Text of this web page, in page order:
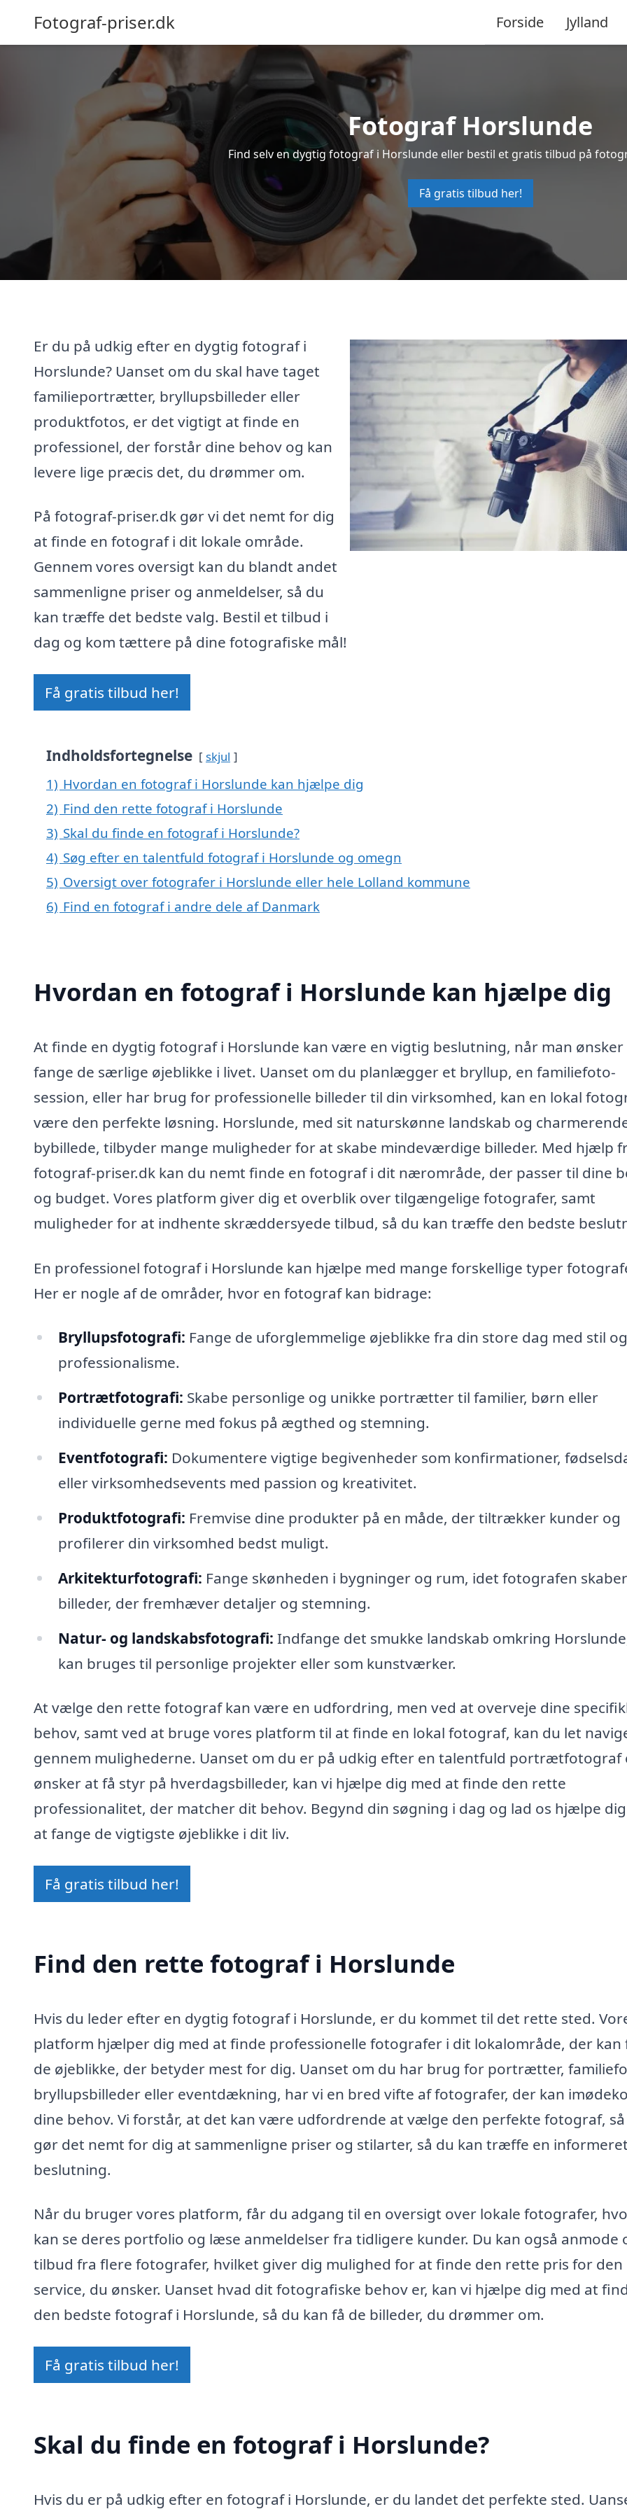
Fotograf-priser.dk Forside Jylland
Fotograf Horslunde
Find selv en dygtig fotograf i Horslunde eller bestil et gratis tilbud på
Få gratis tilbud her!
Er du på udkig efter en dygtig fotograf i
Horslunde? Uanset om du skal have taget
familieportrætter, bryllupsbilleder eller
produktfotos, er det vigtigt at finde en
professionel, der forstår dine behov og kan
levere lige præcis det, du drømmer om.
På fotograf-priser.dk gør vi det nemt for dig
at finde en fotograf i dit lokale område.
Gennem vores oversigt kan du blandt andet
sammenligne priser og anmeldelser, så du
kan træffe det bedste valg. Bestil et tilbud i
dag og kom tættere på dine fotografiske mål!
Få gratis tilbud her!
Indholdsfortegnelse skjul
1) Hvordan en fotograf i Horslunde kan hjælpe dig
2) Find den rette fotograf i Horslunde
3) Skal du finde en fotograf i Horslunde?
4) Søg efter en talentfuld fotograf i Horslunde og omegn
5) Oversigt over fotografer i Horslunde eller hele Lolland kommune
6) Find en fotograf i andre dele af Danmark
Hvordan en fotograf i Horslunde kan hjælpe dig
At finde en dygtig fotograf i Horslunde kan være en vigtig beslutning, når man ønsker
fange de særlige øjeblikke i livet. Uanset om du planlægger et bryllup, en familiefoto-
session, eller har brug for professionelle billeder til din virksomhed, kan en lokal
være den perfekte løsning. Horslunde, med sit naturskønne landskab og
bybillede, tilbyder mange muligheder for at skabe mindeværdige billeder. Med hjælp
fotograf-priser.dk kan du nemt finde en fotograf i dit nærområde, der passer til dine
og budget. Vores platform giver dig et overblik over tilgængelige fotografer, samt
muligheder for at indhente skræddersyede tilbud, så du kan træffe den bedste
En professionel fotograf i Horslunde kan hjælpe med mange forskellige typer
Her er nogle af de områder, hvor en fotograf kan bidrage:
Bryllupsfotografi: Fange de uforglemmelige øjeblikke fra din store dag med stil og
professionalisme.
Portrætfotografi: Skabe personlige og unikke portrætter til familier, børn eller
individuelle gerne med fokus på ægthed og stemning.
Eventfotografi: Dokumentere vigtige begivenheder som konfirmationer,
eller virksomhedsevents med passion og kreativitet.
Produktfotografi: Fremvise dine produkter på en måde, der tiltrækker kunder og
profilerer din virksomhed bedst muligt.
Arkitekturfotografi: Fange skønheden i bygninger og rum, idet fotografen skaber
billeder, der fremhæver detaljer og stemning.
Natur- og landskabsfotografi: Indfange det smukke landskab omkring
kan bruges til personlige projekter eller som kunstværker.
At vælge den rette fotograf kan være en udfordring, men ved at overveje dine
behov, samt ved at bruge vores platform til at finde en lokal fotograf, kan du let
gennem mulighederne. Uanset om du er på udkig efter en talentfuld portrætfotograf
ønsker at få styr på hverdagsbilleder, kan vi hjælpe dig med at finde den rette
professionalitet, der matcher dit behov. Begynd din søgning i dag og lad os hjælpe
at fange de vigtigste øjeblikke i dit liv.
Få gratis tilbud her!
Find den rette fotograf i Horslunde
Hvis du leder efter en dygtig fotograf i Horslunde, er du kommet til det rette sted.
platform hjælper dig med at finde professionelle fotografer i dit lokalområde, der kan
de øjeblikke, der betyder mest for dig. Uanset om du har brug for portrætter,
bryllupsbilleder eller eventdækning, har vi en bred vifte af fotografer, der kan
dine behov. Vi forstår, at det kan være udfordrende at vælge den perfekte fotograf, så
gør det nemt for dig at sammenligne priser og stilarter, så du kan træffe en informeret
beslutning.
Når du bruger vores platform, får du adgang til en oversigt over lokale fotografer,
kan se deres portfolio og læse anmeldelser fra tidligere kunder. Du kan også anmode
tilbud fra flere fotografer, hvilket giver dig mulighed for at finde den rette pris for den
service, du ønsker. Uanset hvad dit fotografiske behov er, kan vi hjælpe dig med at
den bedste fotograf i Horslunde, så du kan få de billeder, du drømmer om.
Få gratis tilbud her!
Skal du finde en fotograf i Horslunde?
Hvis du er på udkig efter en fotograf i Horslunde, er du landet det perfekte sted.